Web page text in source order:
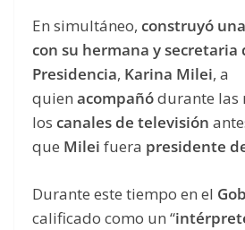
En simultáneo, construyó
con su hermana y secretaria
Presidencia, Karina Milei, a
quien acompañódurante las
los canales de televisión
que Milei fuera presidente
Durante este tiempo en el
calificado como un “